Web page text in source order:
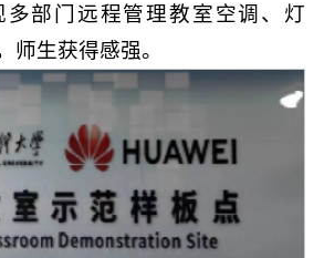
部门远程管理教室空调、灯
师生获得感强。